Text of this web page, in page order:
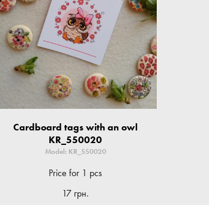
Cardboard tags with an owl
KR_550020
Model: KR_550020
Price for 1 pcs
17 грн.